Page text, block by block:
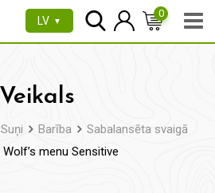
LV ▼
0
Veikals
Suņi Barība
Sabalansēta svaigā
Wolf’s menu Sensitive